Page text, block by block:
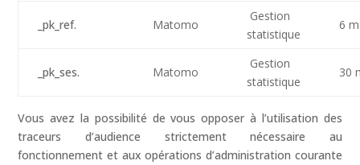
_pk_ref. Matomo
Gestion
statistique
6
_pk_ses. Matomo
Gestion
statistique
30
Vous avez la possibilité de vous opposer à l’utilisation des
traceurs d’audience strictement nécessaire au
fonctionnement et aux opérations d’administration courante